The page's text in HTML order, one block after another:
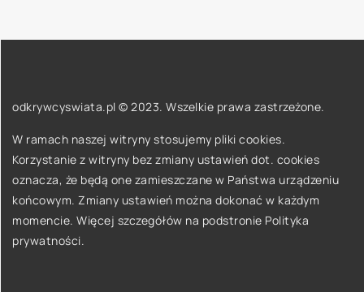
odkrywcyswiata.pl © 2023. Wszelkie prawa zastrzeżone.
W ramach naszej witryny stosujemy pliki cookies.
Korzystanie z witryny bez zmiany ustawień dot. cookies
oznacza, że będą one zamieszczane w Państwa urządzeniu
końcowym. Zmiany ustawień można dokonać w każdym
momencie. Więcej szczegółów na podstronie Polityka
prywatności.